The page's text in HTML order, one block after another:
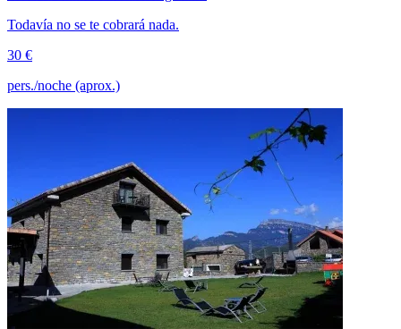
Todavía no se te cobrará nada.
30 €
pers./noche (aprox.)